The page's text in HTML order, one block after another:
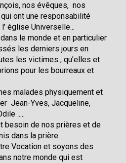
nos évêques, nos
ont une responsabilité
église Universelle...
le monde et en particulier
les derniers jours en
les victimes ; qu’elles et
pour les bourreaux et
malades physiquement et
Jean-Yves, Jacqueline,
.....
besoin de nos prières et de
dans la prière.
Vocation et soyons des
notre monde qui est